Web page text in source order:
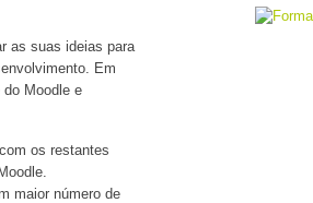
as suas ideias para
Em
Moodle e
os restantes
maior número de